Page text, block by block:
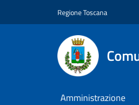
Regione Toscana
Amministrazione